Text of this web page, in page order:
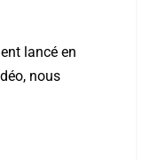
lancé en
nous